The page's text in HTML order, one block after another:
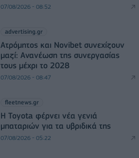
07/08/2026 - 08:52
advertising.gr
Ατρόμητος και Novibet συνεχίζουν
μαζί: Ανανέωση της συνεργασίας
τους μέχρι το 2028
07/08/2026 - 08:47
fleetnews.gr
Η Toyota φέρνει νέα γενιά
μπαταριών για τα υβριδικά της
07/08/2026 - 05:22